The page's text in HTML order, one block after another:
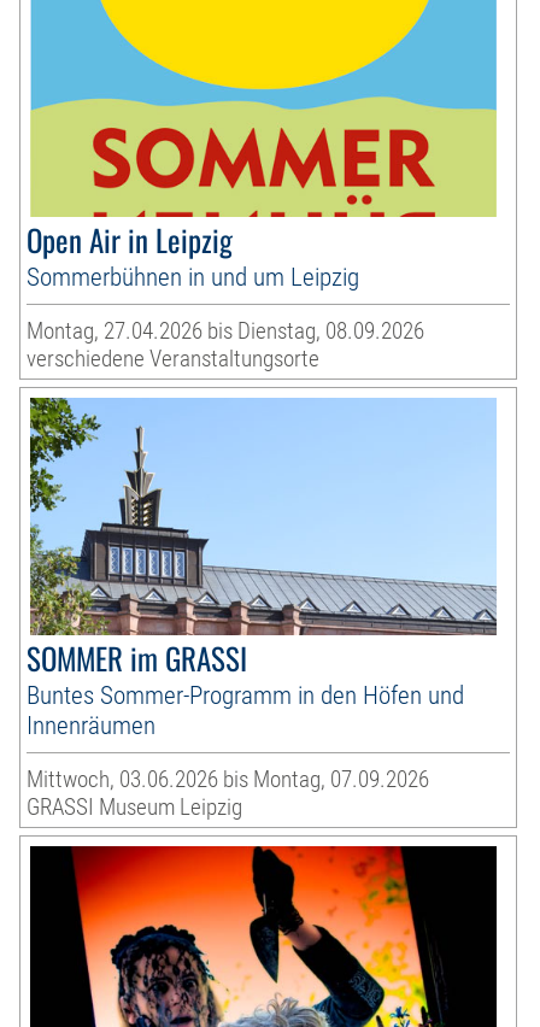
Open Air in Leipzig
Sommerbühnen in und um Leipzig
Montag, 27.04.2026 bis Dienstag, 08.09.2026
verschiedene Veranstaltungsorte
SOMMER im GRASSI
Buntes Sommer-Programm in den Höfen und
Innenräumen
Mittwoch, 03.06.2026 bis Montag, 07.09.2026
GRASSI Museum Leipzig